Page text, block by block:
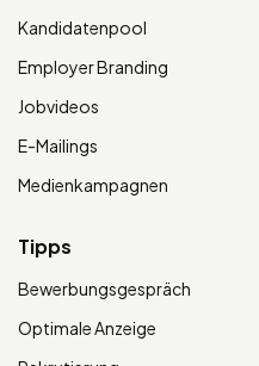
Kandidatenpool
Employer Branding
Jobvideos
E-Mailings
Medienkampagnen
Tipps
Bewerbungsgespräch
Optimale Anzeige